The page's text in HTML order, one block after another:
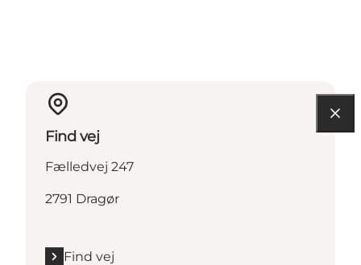
Find vej
Fælledvej 247
2791 Dragør
Find vej